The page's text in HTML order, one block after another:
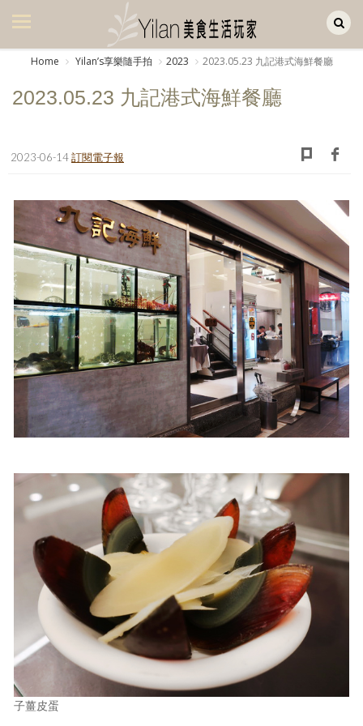
美食集
生活風
書房集
日記簿
餐桌週記
享樂隨手拍
照相簿
影音區
歷史區
關於Yilan
個人著作
活動實況記錄
媒體報導一覽
合作與代言
訂閱電子報
Home Yilanʼs享樂隨手拍 2023 2023.05.23 九記港式海鮮餐廳
2023.05.23 九記港式海鮮餐廳
2023-06-14訂閱電子報
子薑皮蛋